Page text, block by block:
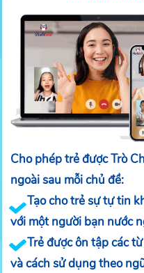
Cho phép trẻ được Trò
ngoài sau mỗi chủ đề:
Tạo cho trẻ sự tự tin
với một người bạn nước
Trẻ được ôn tập các từ
và cách sử dụng theo